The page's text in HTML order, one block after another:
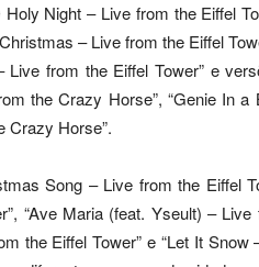
Night – Live from the Eiffel
– Live from the Eiffel
from the Eiffel Tower” e
the Crazy Horse”, “Genie In
Crazy Horse”.
Song – Live from the Eiffel
“Ave Maria (feat. Yseult) –
the Eiffel Tower” e “Let It